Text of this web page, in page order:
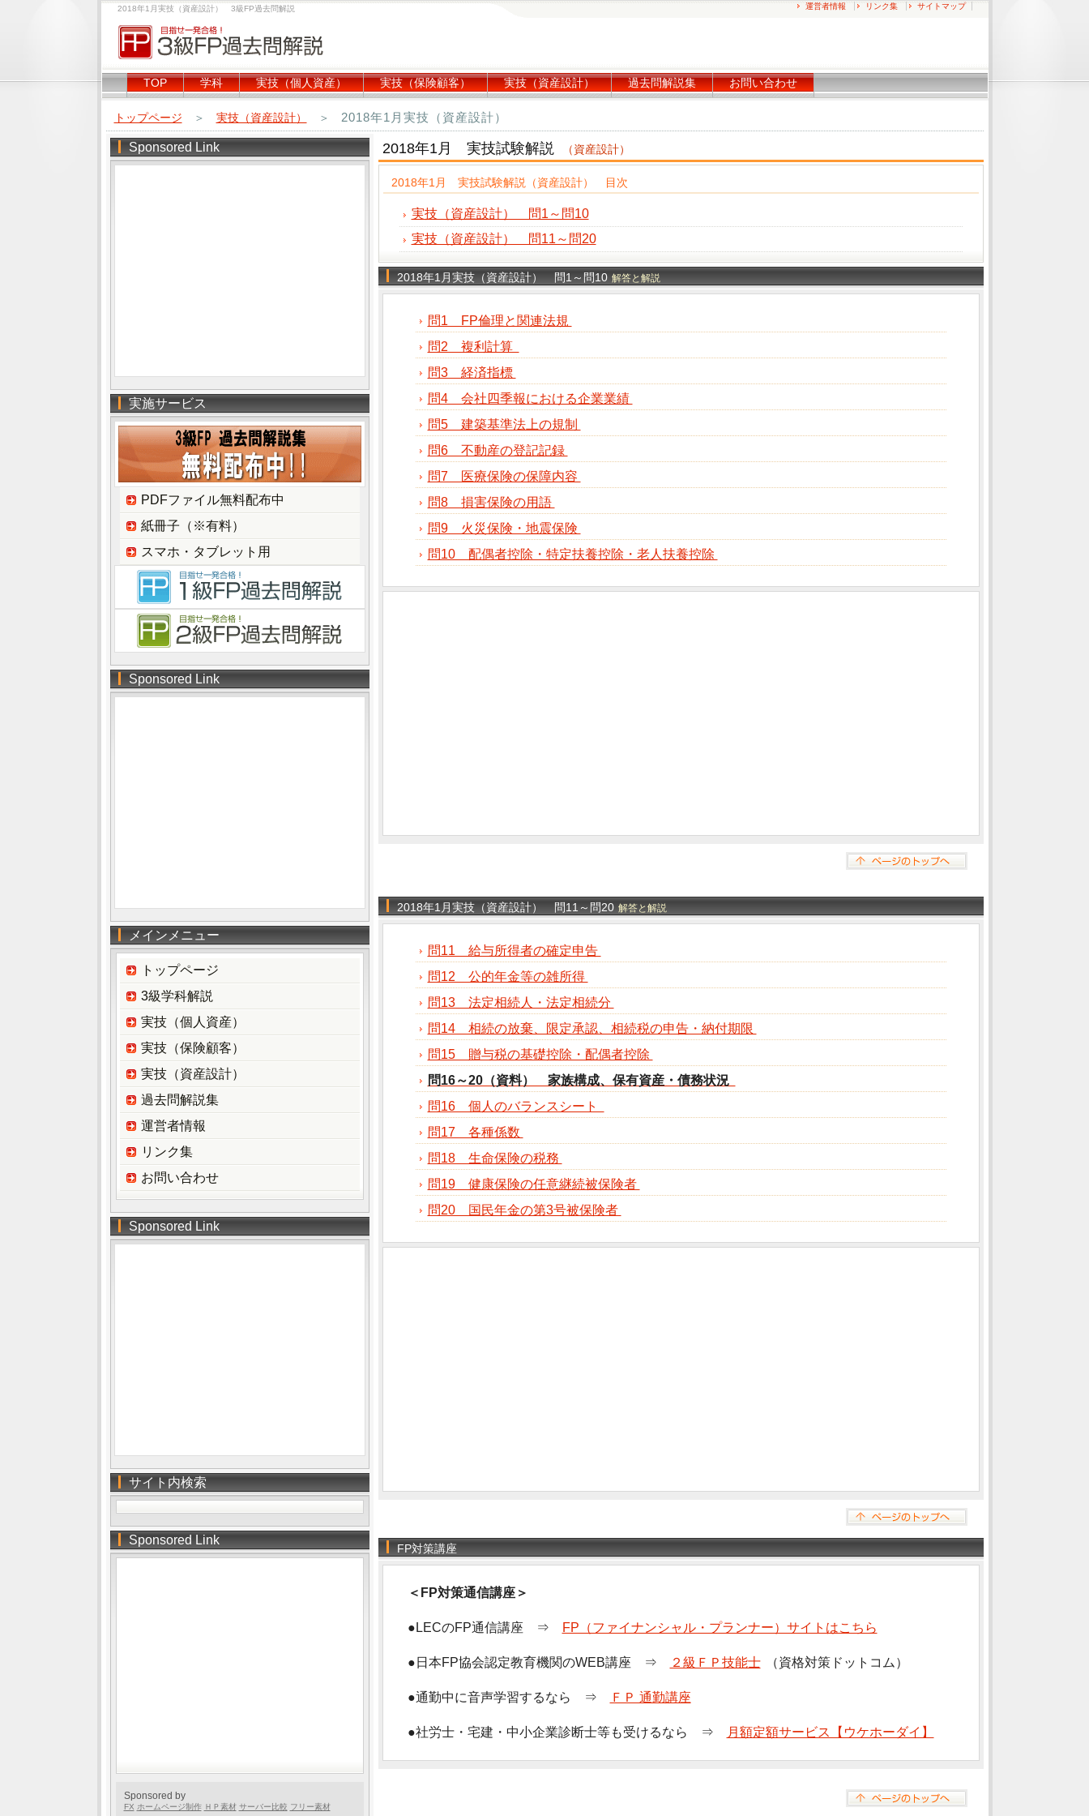
2018年1月実技（資産設計） 3級FP過去問解説 運営者情報 リンク集 サイトマップ
TOP 学科 実技（個人資産） 実技（保険顧客） 実技（資産設計） 過去問解説集 お問い合わせ
トップページ ＞ 実技（資産設計） ＞ 2018年1月実技（資産設計）
2018年1月 実技試験解説 （資産設計）
2018年1月 実技試験解説（資産設計） 目次
実技（資産設計） 問1～問10
実技（資産設計） 問11～問20
2018年1月実技（資産設計） 問1～問10 解答と解説
問1 FP倫理と関連法規
問2 複利計算
問3 経済指標
問4 会社四季報における企業業績
問5 建築基準法上の規制
問6 不動産の登記記録
問7 医療保険の保障内容
問8 損害保険の用語
問9 火災保険・地震保険
問10 配偶者控除・特定扶養控除・老人扶養控除
2018年1月実技（資産設計） 問11～問20 解答と解説
問11 給与所得者の確定申告
問12 公的年金等の雑所得
問13 法定相続人・法定相続分
問14 相続の放棄、限定承認、相続税の申告・納付期限
問15 贈与税の基礎控除・配偶者控除
問16～20（資料） 家族構成、保有資産・債務状況
問16 個人のバランスシート
問17 各種係数
問18 生命保険の税務
問19 健康保険の任意継続被保険者
問20 国民年金の第3号被保険者
FP対策講座
＜FP対策通信講座＞
●LECのFP通信講座 ⇒ FP（ファイナンシャル・プランナー）サイトはこちら
●日本FP協会認定教育機関のWEB講座 ⇒ ２級ＦＰ技能士 （資格対策ドットコム）
●通勤中に音声学習するなら ⇒ ＦＰ 通勤講座
●社労士・宅建・中小企業診断士等も受けるなら ⇒ 月額定額サービス【ウケホーダイ】
Sponsored Link
実施サービス
PDFファイル無料配布中
紙冊子（※有料）
スマホ・タブレット用
Sponsored Link
メインメニュー
トップページ
3級学科解説
実技（個人資産）
実技（保険顧客）
実技（資産設計）
過去問解説集
運営者情報
リンク集
お問い合わせ
Sponsored Link
サイト内検索
Sponsored Link
Sponsored by
FX ホームページ制作 ＨＰ素材 サーバー比較 フリー素材